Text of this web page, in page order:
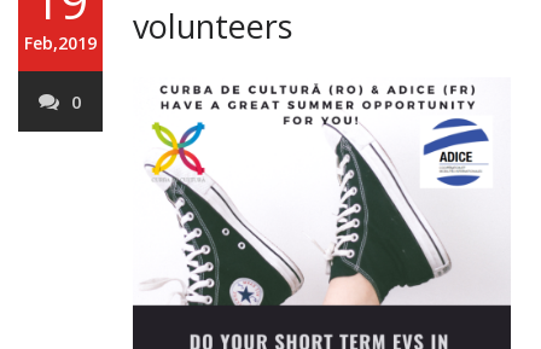
Feb,2019
0
volunteers